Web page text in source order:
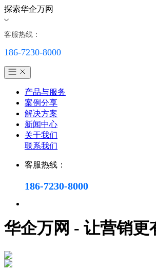
探索华企万网
客服热线：
186-7230-8000
产品与服务
案例分享
解决方案
新闻中心
关于我们
联系我们
客服热线：
186-7230-8000
华企万网 - 让营销更